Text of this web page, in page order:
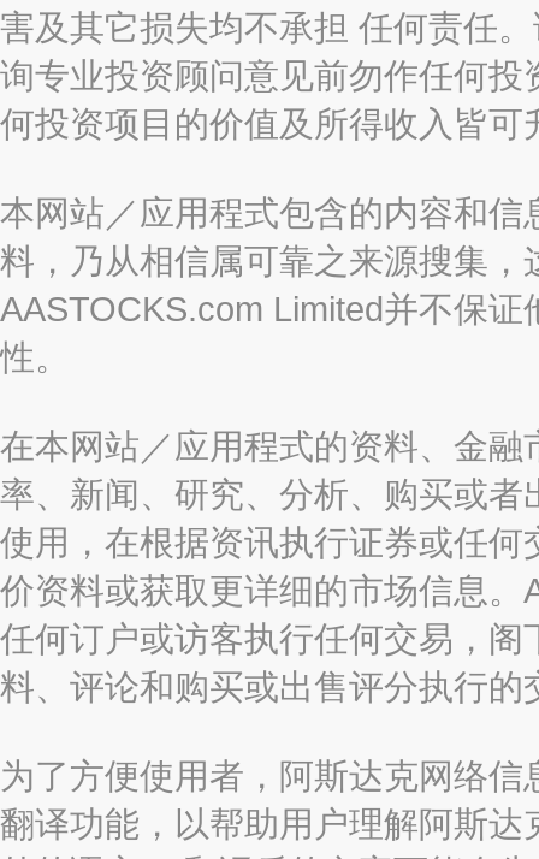
害及其它损失均不承担 任何责任
询专业投资顾问意见前勿作任何
何投资项目的价值及所得收入皆可
本网站／应用程式包含的内容和
料，乃从相信属可靠之来源搜集
AASTOCKS.com Limited并不保
性。
在本网站／应用程式的资料、金
率、新闻、研究、分析、购买或
使用，在根据资讯执行证券或任
价资料或获取更详细的市场信息
任何订户或访客执行任何交易，
料、评论和购买或出售评分执行的
为了方便使用者，阿斯达克网络
翻译功能，以帮助用户理解阿斯